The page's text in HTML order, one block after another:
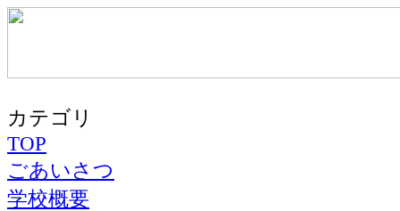
カテゴリ
TOP
ごあいさつ
学校概要